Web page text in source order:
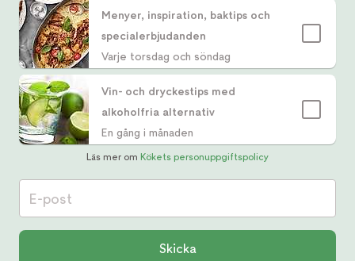
Menyer, inspiration, baktips och
specialerbjudanden
Varje torsdag och söndag
Vin- och dryckestips med
alkoholfria alternativ
En gång i månaden
Läs mer om Kökets personuppgiftspolicy
E-post
Skicka